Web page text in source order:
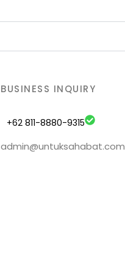
BUSINESS INQUIRY
+62 811-8880-9315
admin@untuksahabat.com